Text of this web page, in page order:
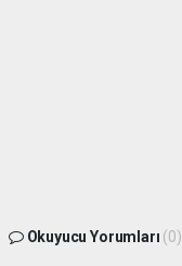
Okuyucu Yorumları (0)